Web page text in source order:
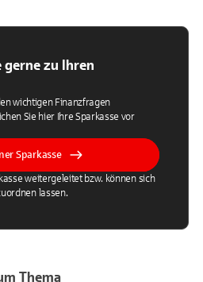
zu Ihren
wichtigen Finanzfragen
Sie hier Ihre Sparkasse vor
Sparkasse
weitergeleitet bzw. können sich
lassen.
Thema